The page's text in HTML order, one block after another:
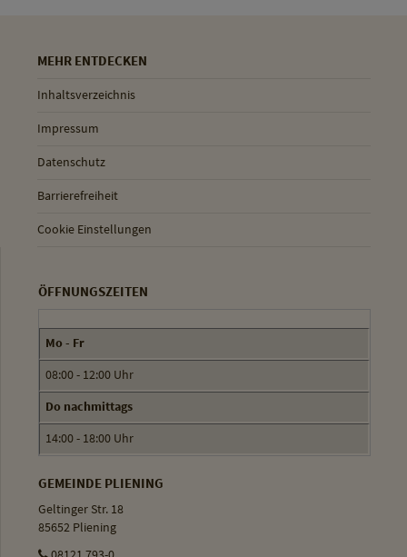
MEHR ENTDECKEN
Inhaltsverzeichnis
Impressum
Datenschutz
Barrierefreiheit
Cookie Einstellungen
ÖFFNUNGSZEITEN
Mo - Fr
08:00 - 12:00 Uhr
Do nachmittags
14:00 - 18:00 Uhr
GEMEINDE PLIENING
Geltinger Str. 18
85652 Pliening